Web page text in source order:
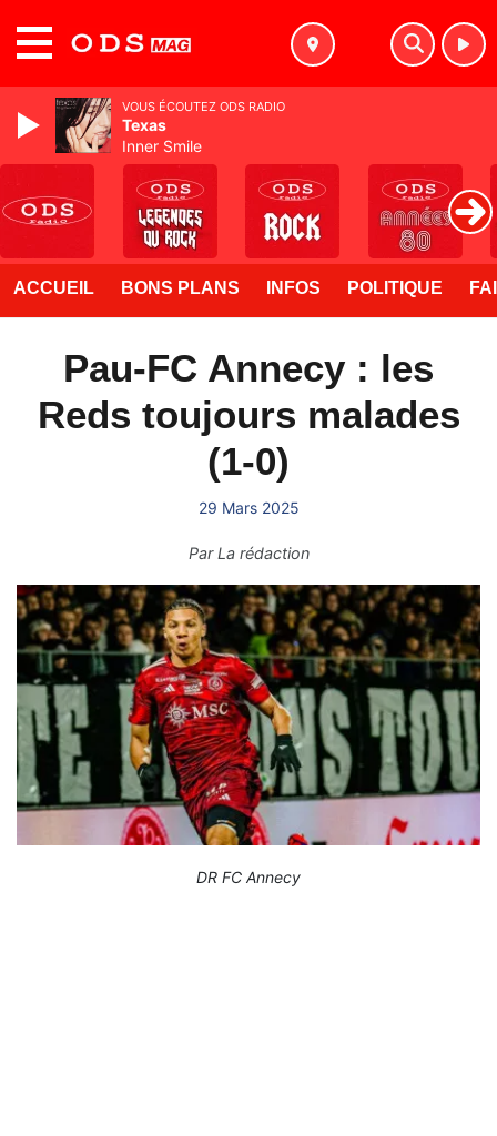
ACCUEIL BONS PLANS INFOS POLITIQUE
Pau-FC Annecy : les
Reds toujours malades
(1-0)
29 Mars 2025
ParLa rédaction
DR FC Annecy
VOUS ÉCOUTEZ ODS RADIO
Texas
Inner Smile